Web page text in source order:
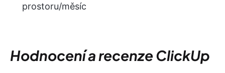
prostoru/měsíc
Hodnocení a recenze ClickUp